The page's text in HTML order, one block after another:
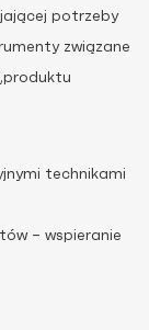
potrzeby
związane
technikami
– wspieranie